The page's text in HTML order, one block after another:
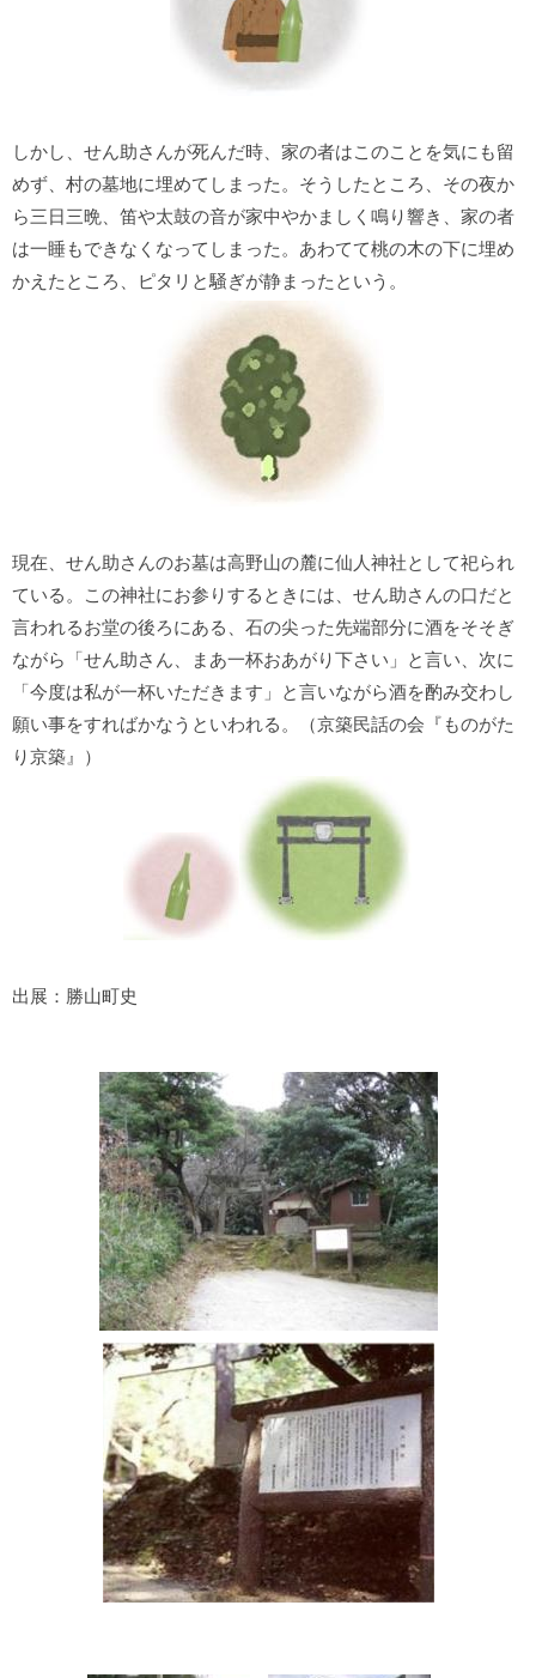
しかし、せん助さんが死んだ時、家の者はこのことを気にも留
めず、村の墓地に埋めてしまった。そうしたところ、その夜か
ら三日三晩、笛や太鼓の音が家中やかましく鳴り響き、家の者
は一睡もできなくなってしまった。あわてて桃の木の下に埋め
かえたところ、ピタリと騒ぎが静まったという。
現在、せん助さんのお墓は高野山の麓に仙人神社として祀られ
ている。
この神社にお参りするときには、せん助さんの口だと
言われるお堂の後ろにある、石の尖った先端部分に酒をそそぎ
ながら「せん助さん、まあ一杯おあがり下さい」と言い、次に
「今度は私が一杯いただきます」と言いながら酒を酌み交わし
願い事をすればかなうといわれる。（京築民話の会『ものがた
り京築』）
出展：勝山町史